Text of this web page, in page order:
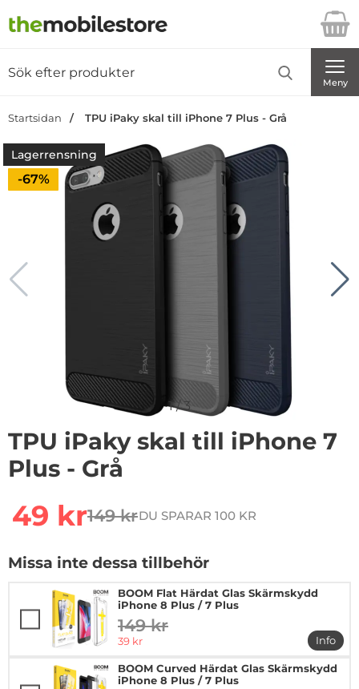
Startsidan för Danira Telecom AB
Meny
Startsidan TPU iPaky skal till iPhone 7 Plus - Grå
Lagerrensning
Priset är nedsatt med
-67%
1/3
TPU iPaky skal till iPhone 7
Plus - Grå
rea pris
49 krtidigare pris
149 krDU SPARAR 100 KR
Missa inte dessa tillbehör
BOOM Flat Härdat Glas Skärmskydd
iPhone 8 Plus / 7 Plus
tidigare pris
149 kr
rea pris
39 kr
Info
mer
BOOM Curved Härdat Glas Skärmskydd
iPhone 8 Plus / 7 Plus